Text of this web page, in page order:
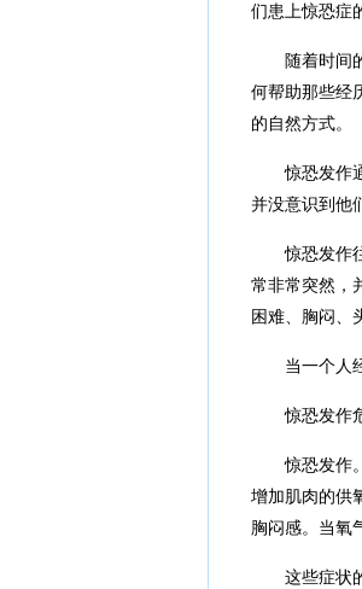
们患上惊恐症
随着时间
何帮助那些经
的自然方式。
惊恐发作
并没意识到他
惊恐发作
常非常突然，
困难、胸闷、
当一个人
惊恐发作
惊恐发作
增加肌肉的供
胸闷感。当氧
这些症状